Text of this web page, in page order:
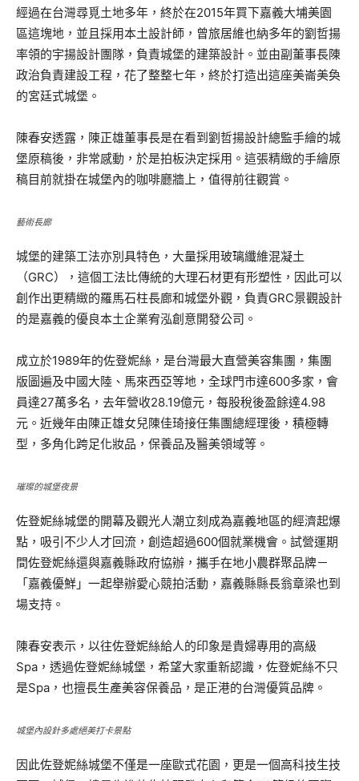
經過在台灣尋覓土地多年，終於在2015年買下嘉義大埔美園
區這塊地，並且採用本土設計師，曾旅居維也納多年的劉哲揚
率領的宇揚設計團隊，負責城堡的建築設計。並由副董事長陳
政治負責建設工程，花了整整七年，終於打造出這座美崙美奐
的宮廷式城堡。
陳春安透露，陳正雄董事長是在看到劉哲揚設計總監手繪的城
堡原稿後，非常感動，於是拍板決定採用。這張精緻的手繪原
稿目前就掛在城堡內的咖啡廳牆上，值得前往觀賞。
藝術長廊
城堡的建築工法亦別具特色，大量採用玻璃纖維混凝土
（GRC），這個工法比傳統的大理石材更有形塑性，因此可以
創作出更精緻的羅馬石柱長廊和城堡外觀，負責GRC景觀設計
的是嘉義的優良本土企業宥泓創意開發公司。
成立於1989年的佐登妮絲，是台灣最大直營美容集團，集團
版圖遍及中國大陸、馬來西亞等地，全球門市達600多家，會
員達27萬多名，去年營收28.19億元，每股稅後盈餘達4.98
元。近幾年由陳正雄女兒陳佳琦接任集團總經理後，積極轉
型，多角化跨足化妝品，保養品及醫美領域等。
璀璨的城堡夜景
佐登妮絲城堡的開幕及觀光人潮立刻成為嘉義地區的經濟起爆
點，吸引不少人才回流，創造超過600個就業機會。試營運期
間佐登妮絲還與嘉義縣政府協辦，攜手在地小農群聚品牌－
「嘉義優鮮」一起舉辦愛心競拍活動，嘉義縣縣長翁章梁也到
場支持。
陳春安表示，以往佐登妮絲給人的印象是貴婦專用的高級
Spa，透過佐登妮絲城堡，希望大家重新認識，佐登妮絲不只
是Spa，也擅長生產美容保養品，是正港的台灣優質品牌。
城堡內設針多處絕美打卡景點
因此佐登妮絲城堡不僅是一座歐式花園，更是一個高科技生技